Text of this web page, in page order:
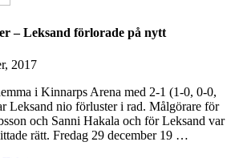
– Leksand förlorade på nytt
2017
i Kinnarps Arena med 2-1 (1-0, 0-0,
Leksand nio förluster i rad. Målgörare för
och Sanni Hakala och för Leksand var
rätt. Fredag 29 december 19 …